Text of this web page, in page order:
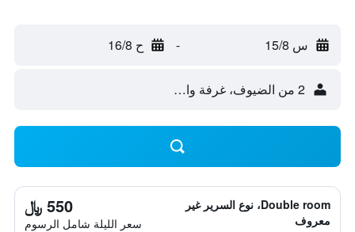
س 15/8 - ح 16/8
2 من الضيوف، غرفة واحدة
Double room، نوع السرير غير
معروف
550 ﷼
سعر الليلة شامل الرسوم